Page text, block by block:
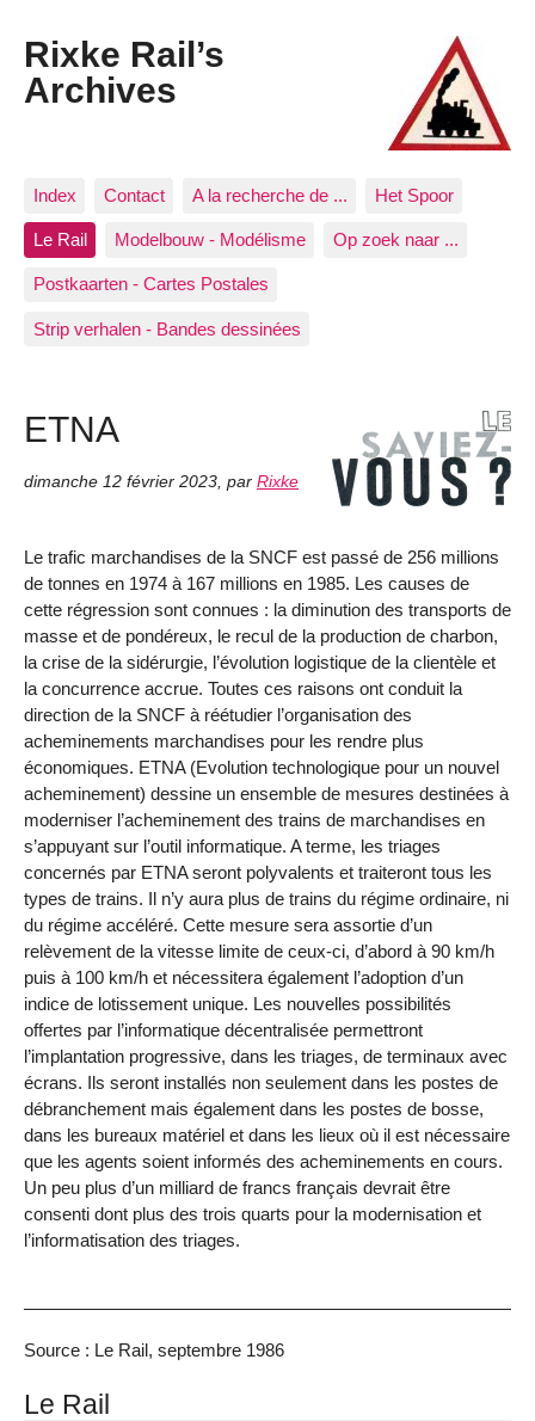
Rixke Rail’s
Archives
Index Contact A la recherche de ... Het Spoor
Le Rail Modelbouw - Modélisme Op zoek naar ...
Postkaarten - Cartes Postales
Strip verhalen - Bandes dessinées
ETNA
dimanche 12 février 2023, par Rixke
Le trafic marchandises de la SNCF est passé de 256 millions
de tonnes en 1974 à 167 millions en 1985. Les causes de
cette régression sont connues : la diminution des transports de
masse et de pondéreux, le recul de la production de charbon,
la crise de la sidérurgie, l’évolution logistique de la clientèle et
la concurrence accrue. Toutes ces raisons ont conduit la
direction de la SNCF à réétudier l’organisation des
acheminements marchandises pour les rendre plus
économiques. ETNA (Evolution technologique pour un nouvel
acheminement) dessine un ensemble de mesures destinées à
moderniser l’acheminement des trains de marchandises en
s’appuyant sur l’outil informatique. A terme, les triages
concernés par ETNA seront polyvalents et traiteront tous les
types de trains. Il n’y aura plus de trains du régime ordinaire, ni
du régime accéléré. Cette mesure sera assortie d’un
relèvement de la vitesse limite de ceux-ci, d’abord à 90 km/h
puis à 100 km/h et nécessitera également l’adoption d’un
indice de lotissement unique. Les nouvelles possibilités
offertes par l’informatique décentralisée permettront
l’implantation progressive, dans les triages, de terminaux avec
écrans. Ils seront installés non seulement dans les postes de
débranchement mais également dans les postes de bosse,
dans les bureaux matériel et dans les lieux où il est nécessaire
que les agents soient informés des acheminements en cours.
Un peu plus d’un milliard de francs français devrait être
consenti dont plus des trois quarts pour la modernisation et
l’informatisation des triages.
Source : Le Rail, septembre 1986
Le Rail